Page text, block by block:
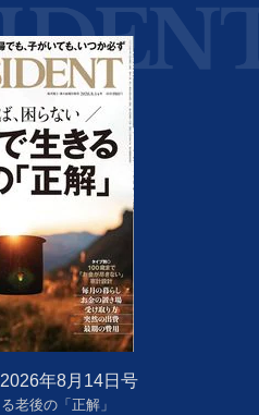
年8月14日号
老後の「正解」